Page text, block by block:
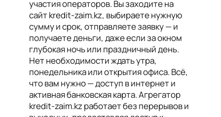
участия операторов. Вы заходите на
сайт kredit-zaim.kz, выбираете нужную
сумму и срок, отправляете заявку — и
получаете деньги, даже если за окном
глубокая ночь или праздничный день.
Нет необходимости ждать утра,
понедельника или открытия офиса. Всё,
что вам нужно — доступ в интернет и
активная банковская карта. Агрегатор
kredit-zaim.kz работает без перерывов и